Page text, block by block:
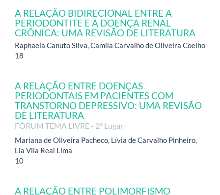
A RELAÇÃO BIDIRECIONAL ENTRE A
PERIODONTITE E A DOENÇA RENAL
CRÔNICA: UMA REVISÃO DE LITERATURA
Raphaela Canuto Silva, Camila Carvalho de Oliveira Coelho
18
A RELAÇÃO ENTRE DOENÇAS
PERIODONTAIS EM PACIENTES COM
TRANSTORNO DEPRESSIVO: UMA REVISÃO
DE LITERATURA
FÓRUM TEMA LIVRE - 2° Lugar
Mariana de Oliveira Pacheco, Lívia de Carvalho Pinheiro,
Lia Vila Real Lima
10
A RELAÇÃO ENTRE POLIMORFISMO